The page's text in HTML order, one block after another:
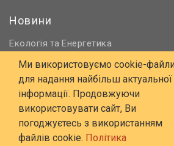
Новини
Екологія та Енергетика
Нормативне регулювання
Будівництво та проєктування
Охорона праці та ПБ
© 2006 - 2026 Всі права захищені
E-mail: online@budstandart.com
Ми використовуємо cookie-
для надання найбільш актуальної
інформації. Продовжуючи
використовувати сайт, Ви
погоджуєтесь з використанням
файлів cookie. Політика